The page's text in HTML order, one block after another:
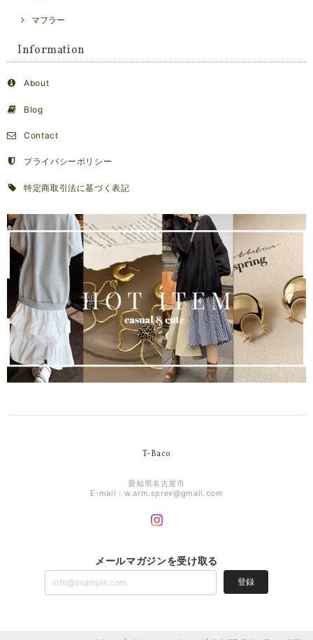
マフラー
Information
About
Blog
Contact
プライバシーポリシー
特定商取引法に基づく表記
T-Baco
愛知県名古屋市
E-mail：w.arm.sprex@gmail.com
メールマガジンを受け取る
登録